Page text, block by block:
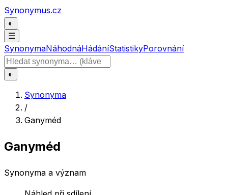
Přeskočit na obsah
Synonymus.cz
◐
☰
SynonymaNáhodnáHádáníStatistikyPorovnání
Hledat slovo
◐
Synonyma
/
Ganyméd
Ganyméd
Synonyma a význam